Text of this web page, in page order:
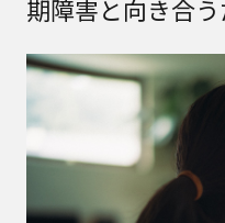
期障害と向き合